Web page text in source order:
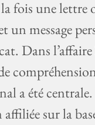
fois une lettre
un message
Dans
a été
sur la